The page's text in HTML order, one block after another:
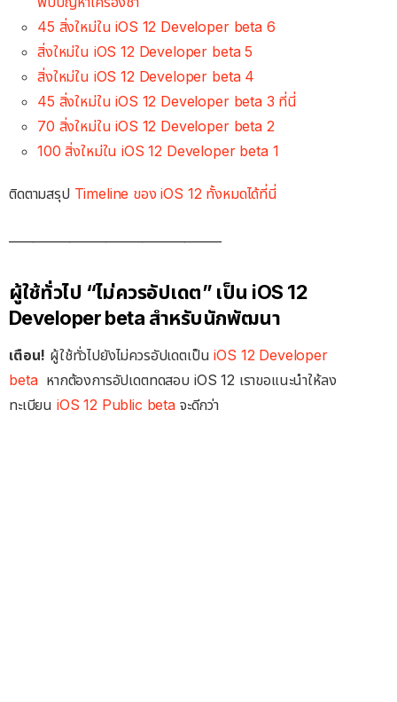
45 สิ่งใหม่ใน iOS 12 Developer beta 6
สิ่งใหม่ใน iOS 12 Developer beta 5
สิ่งใหม่ใน iOS 12 Developer beta 4
45 สิ่งใหม่ใน iOS 12 Developer beta 3 ที่นี่
70 สิ่งใหม่ใน iOS 12 Developer beta 2
100 สิ่งใหม่ใน iOS 12 Developer beta 1
ติดตามสรุป Timeline ของ iOS 12 ทั้งหมดได้ที่นี่
ผู้ใช้ทั่วไป “ไม่ควรอัปเดต” เป็น iOS 12
Developer beta สำหรับนักพัฒนา
เตือน! ผู้ใช้ทั่วไปยังไม่ควรอัปเดตเป็นiOS 12 Developer
beta หากต้องการอัปเดตทดสอบ iOS 12 เราขอแนะนำให้ลง
ทะเบียน iOS 12 Public beta จะดีกว่า